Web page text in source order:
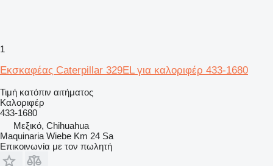
1
Εκσκαφέας Caterpillar 329EL για καλοριφέρ 433-1680
Τιμή κατόπιν αιτήματος
Καλοριφέρ
433-1680
Μεξικό, Chihuahua
Maquinaria Wiebe Km 24 Sa
Επικοινωνία με τον πωλητή